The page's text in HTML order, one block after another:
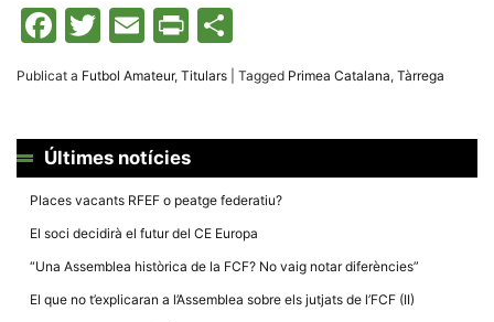
Facebook
Twitter
Email
Print
Publicat a Futbol Amateur, Titulars Tagged Primea Catalana, Tàrrega
Últimes notícies
Places vacants RFEF o peatge federatiu?
El soci decidirà el futur del CE Europa
“Una Assemblea històrica de la FCF? No vaig notar diferències”
El que no t’explicaran a l’Assemblea sobre els jutjats de l’FCF (II)
per a millorar
nostre lloc web
dades en el seu